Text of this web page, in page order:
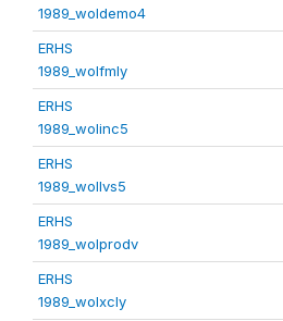
1989_woldemo4
ERHS
1989_wolfmly
ERHS
1989_wolinc5
ERHS
1989_wollvs5
ERHS
1989_wolprodv
ERHS
1989_wolxcly